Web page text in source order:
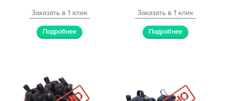
Заказать в 1 клик
Подробнее
Заказать в 1 клик
Подробнее